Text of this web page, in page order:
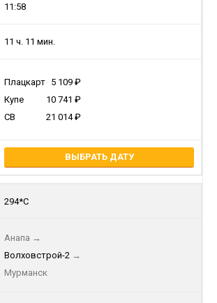
11:58
11 ч. 11 мин.
Плацкарт 5 109
Купе
10 741
СВ
21 014
ВЫБРАТЬ ДАТУ
294*С
Анапа →
Волховстрой-2 →
Мурманск